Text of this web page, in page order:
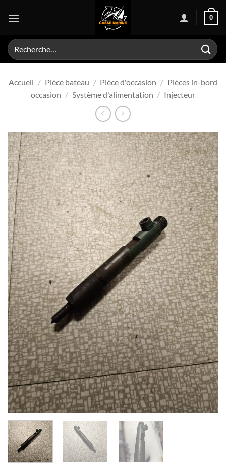
0
Recherche
pour :
Accueil / Pièce bateau / Pièce d'occasion / Pièces in-bord
occasion / Système d'alimentation / Injecteur